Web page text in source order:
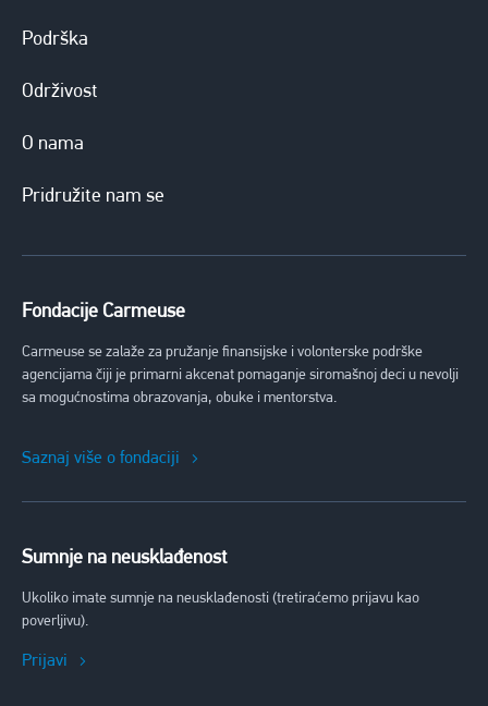
Podrška
Održivost
O nama
Pridružite nam se
Fondacije Carmeuse
Carmeuse se zalaže za pružanje finansijske i volonterske podrške
agencijama čiji je primarni akcenat pomaganje siromašnoj deci u nevolji
sa mogućnostima obrazovanja, obuke i mentorstva.
Saznaj više o fondaciji
Sumnje na neusklađenost
Ukoliko imate sumnje na neusklađenosti (tretiraćemo prijavu kao
poverljivu).
Prijavi